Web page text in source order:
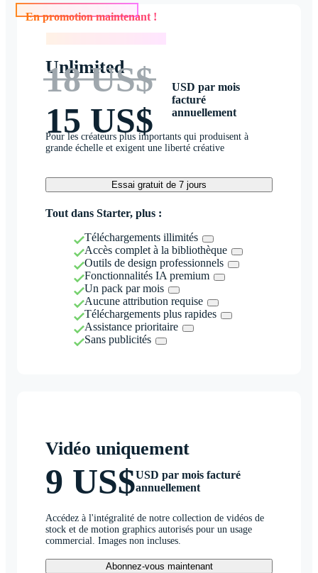
En promotion maintenant !
Unlimited
18 US$
15 US$
USD par mois
facturé
annuellement
Pour les créateurs plus importants qui produisent à
grande échelle et exigent une liberté créative
Essai gratuit de 7 jours
Tout dans Starter, plus :
Téléchargements illimités
Accès complet à la bibliothèque
Outils de design professionnels
Fonctionnalités IA premium
Un pack par mois
Aucune attribution requise
Téléchargements plus rapides
Assistance prioritaire
Sans publicités
Vidéo uniquement
9 US$USD par mois facturé
annuellement
Accédez à l'intégralité de notre collection de vidéos de
stock et de motion graphics autorisés pour un usage
commercial. Images non incluses.
Abonnez-vous maintenant